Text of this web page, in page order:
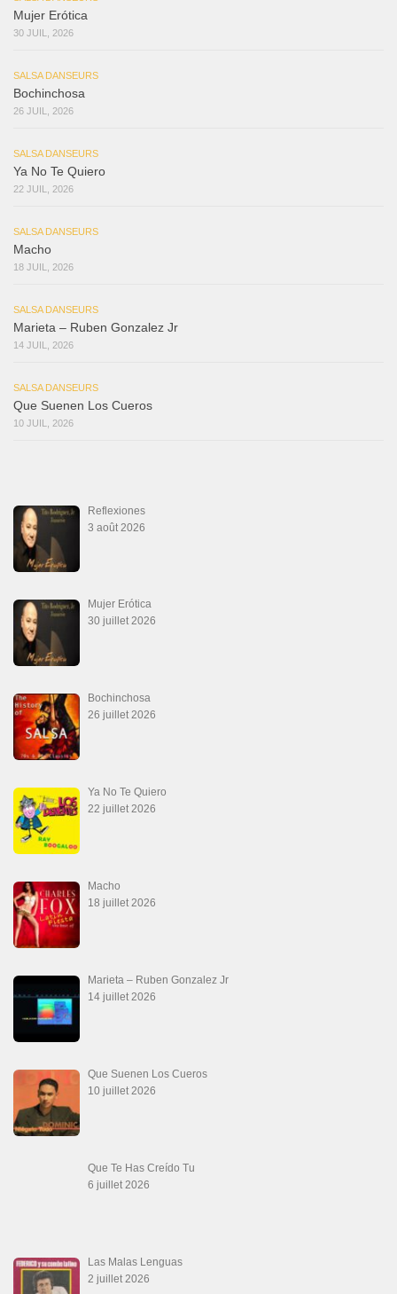
Mujer Erótica
30 JUIL, 2026
SALSA DANSEURS
Bochinchosa
26 JUIL, 2026
SALSA DANSEURS
Ya No Te Quiero
22 JUIL, 2026
SALSA DANSEURS
Macho
18 JUIL, 2026
SALSA DANSEURS
Marieta – Ruben Gonzalez Jr
14 JUIL, 2026
SALSA DANSEURS
Que Suenen Los Cueros
10 JUIL, 2026
Reflexiones
3 août 2026
Mujer Erótica
30 juillet 2026
Bochinchosa
26 juillet 2026
Ya No Te Quiero
22 juillet 2026
Macho
18 juillet 2026
Marieta – Ruben Gonzalez Jr
14 juillet 2026
Que Suenen Los Cueros
10 juillet 2026
Que Te Has Creído Tu
6 juillet 2026
Las Malas Lenguas
2 juillet 2026